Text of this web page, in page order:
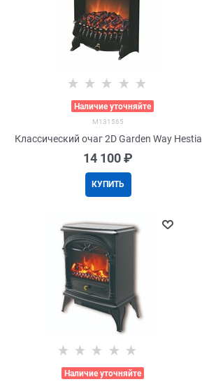
Наличие уточняйте
M131565
Классический очаг 2D Garden Way Hestia
14 100 ₽
КУПИТЬ
Наличие уточняйте